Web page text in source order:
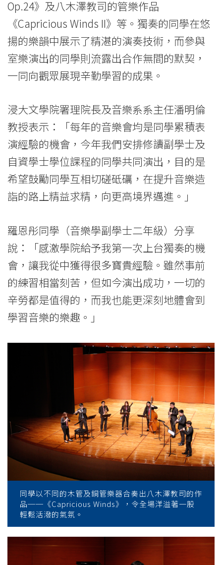
學
院
香
浸
會
大
學
Op.24》及八木澤教司的管樂作品
《Capricious Winds II》等。獨奏的同學在悠
揚的樂韻中展示了精湛的演奏技術，而參與
室樂演出的同學則流露出合作無間的默契，
一同向觀眾展現辛勤學習的成果。
浸大文學院署理院長及音樂系系主任潘明倫
教授表示：「每年的音樂會均是同學累積表
演經驗的機會，今年我們安排修讀副學士及
自資學士學位課程的同學共同演出，目的是
希望鼓勵同學互相切磋砥礪，在提升音樂造
詣的路上精益求精，向更高境界邁進。」
羅恩彤同學（音樂學副學士二年級）分享
說：「感激學院給予我第一次上台獨奏的機
會，讓我從中獲得很多寶貴經驗。雖然事前
的練習相當刻苦，但如今演出成功，一切的
辛勞都是值得的，而我也能更深刻地體會到
學習音樂的樂趣。」
同學以不同的木管及銅管樂器合奏出八木澤教司的作
品──《Capricious Winds》，令全場洋溢著一股
輕鬆活潑的氣氛。